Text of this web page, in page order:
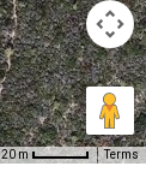
20 m Terms